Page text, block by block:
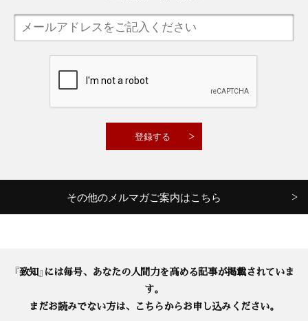
その他のメルマガご案内はこちら
『致知』には毎号、あなたの人間力を高める記事が掲載されていま
す。
まだお読みでない方は、こちらからお申し込みください。